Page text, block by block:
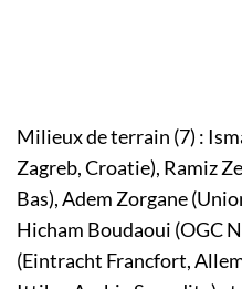
Milieux de terrain (7) :
Zagreb, Croatie), Ramiz
Bas), Adem Zorgane
Hicham Boudaoui (OGC
(Eintracht Francfort,